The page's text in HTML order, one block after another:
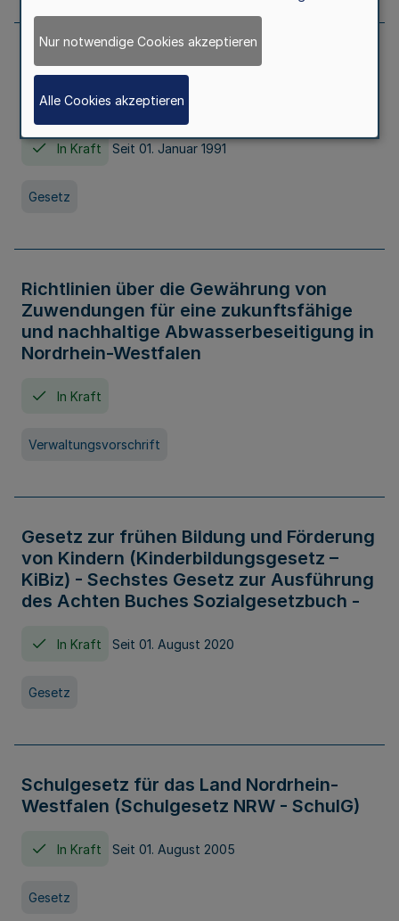
Erstes Gesetz zur Ausführung des
Kinder- und Jugendhilfegesetzes - AG -
KJHG -
In Kraft Seit 01. Januar 1991
Gesetz
Richtlinien über die Gewährung von
Zuwendungen für eine zukunftsfähige
und nachhaltige Abwasserbeseitigung in
Nordrhein-Westfalen
In Kraft
Verwaltungsvorschrift
Gesetz zur frühen Bildung und Förderung
von Kindern (Kinderbildungsgesetz –
KiBiz) - Sechstes Gesetz zur Ausführung
des Achten Buches Sozialgesetzbuch -
In Kraft Seit 01. August 2020
Gesetz
Schulgesetz für das Land Nordrhein-
Westfalen (Schulgesetz NRW - SchulG)
In Kraft Seit 01. August 2005
Gesetz
Nur notwendige Cookies akzeptieren
Alle Cookies akzeptieren